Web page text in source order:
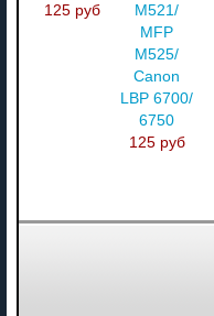
125 руб
M521/
MFP
M525/
Canon
LBP 6700/
6750
125 руб